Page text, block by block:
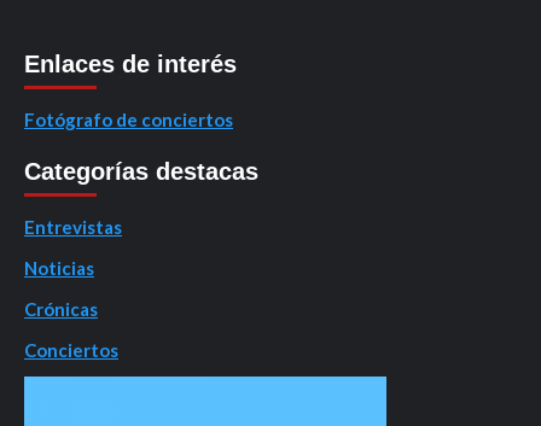
Enlaces de interés
Fotógrafo de conciertos
Categorías destacas
Entrevistas
Noticias
Crónicas
Conciertos